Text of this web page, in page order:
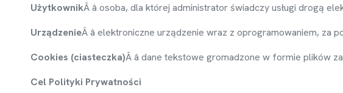
UżytkownikÂ â osoba, dla której administratorświadczy usługi drogą
UrządzenieÂ â elektroniczne urządzenie wraz z oprogramowaniem, za
Cookies (ciasteczka)Â â dane tekstowe gromadzone w formie plików
Cel Polityki Prywatności